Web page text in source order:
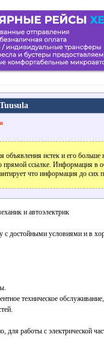
объявления истек и его
прямой ссылке. Информация в
что информация до сих
и автоэлектрик
с достойными условиями и в
техническое
для работы с электрической